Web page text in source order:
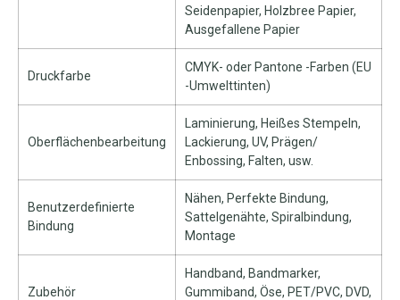
Seidenpapier, Holzbree Papier,
Ausgefallene Papier
Druckfarbe
CMYK- oder Pantone -Farben (EU
-Umwelttinten)
Oberflächenbearbeitung
Laminierung, Heißes Stempeln,
Lackierung, UV, Prägen/
Enbossing, Falten, usw.
Benutzerdefinierte
Bindung
Nähen, Perfekte Bindung,
Sattelgenähte, Spiralbindung,
Montage
Zubehör
Handband, Bandmarker,
Gummiband, Öse, PET/PVC, DVD,